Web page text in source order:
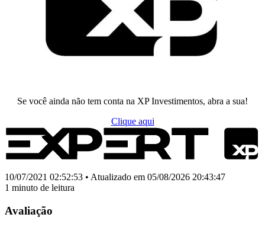
Se você ainda não tem conta na XP Investimentos, abra a sua!
Clique aqui
10/07/2021 02:52:53 • Atualizado em 05/08/2026 20:43:47
1 minuto de leitura
Avaliação